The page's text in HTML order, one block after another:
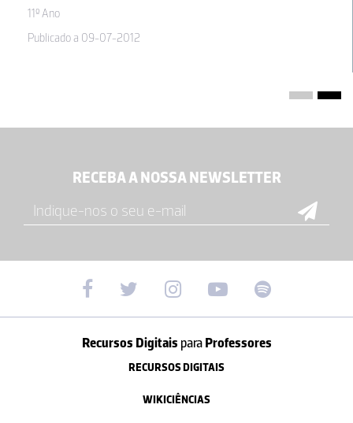
11º Ano
Publicado a 09-07-2012
RECEBA A NOSSA NEWSLETTER
Recursos Digitais paraProfessores
RECURSOS DIGITAIS
WIKICIÊNCIAS